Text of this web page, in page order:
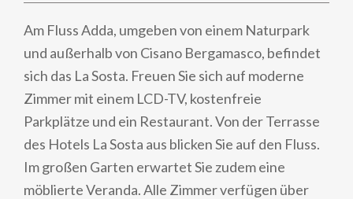
Am Fluss Adda, umgeben von einem Naturpark
und außerhalb von Cisano Bergamasco, befindet
sich das La Sosta. Freuen Sie sich auf moderne
Zimmer mit einem LCD-TV, kostenfreie
Parkplätze und ein Restaurant. Von der Terrasse
des Hotels La Sosta aus blicken Sie auf den Fluss.
Im großen Garten erwartet Sie zudem eine
möblierte Veranda. Alle Zimmer verfügen über